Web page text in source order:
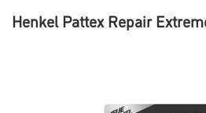
Henkel Pattex Repair